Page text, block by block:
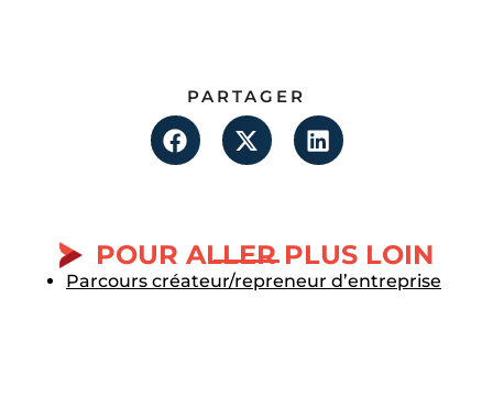
PARTAGER
POUR ALLER PLUS LOIN
Parcours créateur/repreneur d’entreprise